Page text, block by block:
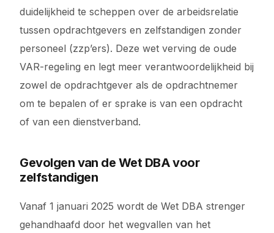
duidelijkheid te scheppen over de arbeidsrelatie
tussen opdrachtgevers en zelfstandigen zonder
personeel (zzp’ers). Deze wet verving de oude
VAR-regeling en legt meer verantwoordelijkheid bij
zowel de opdrachtgever als de opdrachtnemer
om te bepalen of er sprake is van een opdracht
of van een dienstverband.
Gevolgen van de Wet DBA voor
zelfstandigen
Vanaf 1 januari 2025 wordt de Wet DBA strenger
gehandhaafd door het wegvallen van het